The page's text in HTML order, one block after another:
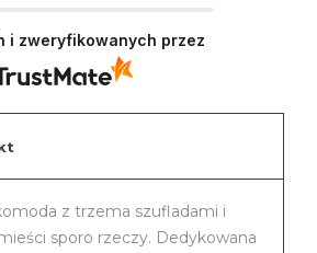
i zweryfikowanych przez
z trzema szufladami i
sporo rzeczy. Dedykowana